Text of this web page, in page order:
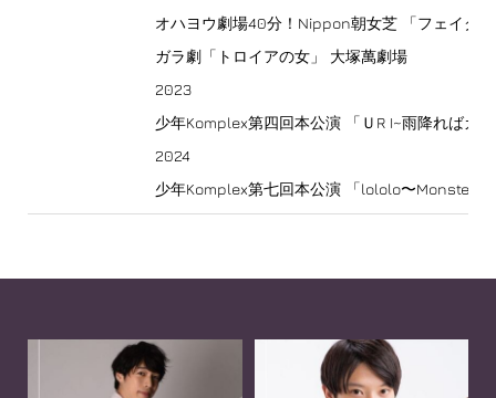
オハヨウ劇場40分！Nippon朝女芝 「フェイク
ガラ劇「トロイアの女」 大塚萬劇場
2023
少年Komplex第四回本公演 「ＵR I~雨降ればカ
2024
少年Komplex第七回本公演 「lololo〜Monster